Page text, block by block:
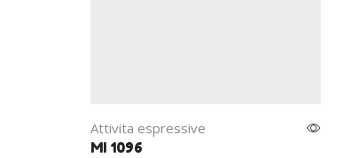
Attivita espressive
MI 1096